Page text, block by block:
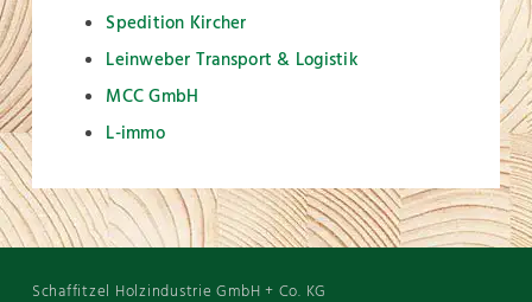
Spedition Kircher
Leinweber Transport & Logistik
MCC GmbH
L-immo
Schaffitzel Holzindustrie GmbH + Co. KG